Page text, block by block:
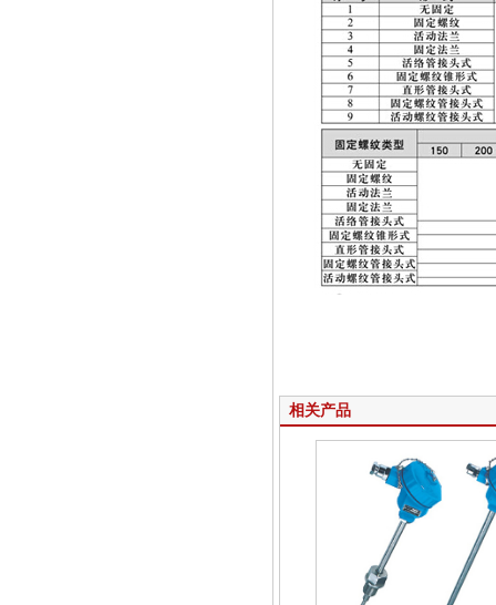
相关产品